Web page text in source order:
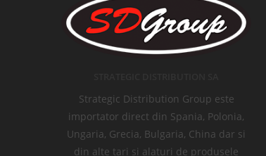
Strategic Distribution Group este
importator direct din Spania, Polonia,
Ungaria, Grecia, Bulgaria, China dar si
din alte tari si alaturi de produsele